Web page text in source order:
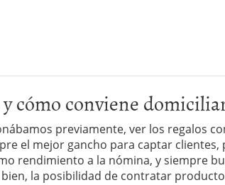
y cómo conviene
previamente, ver los regalos
el mejor gancho para captar
rendimiento a la nómina, y siempre
la posibilidad de contratar